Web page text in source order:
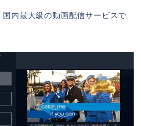
内最大級の動画配信サービスで